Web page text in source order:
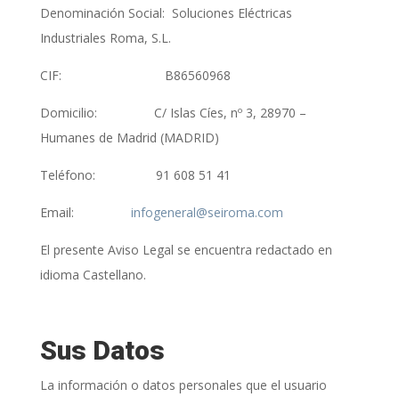
Denominación Social: Soluciones Eléctricas
Industriales Roma, S.L.
CIF: B86560968
Domicilio: C/ Islas Cíes, nº 3, 28970 –
Humanes de Madrid (MADRID)
Teléfono: 91 608 51 41
Email: infogeneral@seiroma.com
El presente Aviso Legal se encuentra redactado en
idioma Castellano.
Sus Datos
La información o datos personales que el usuario